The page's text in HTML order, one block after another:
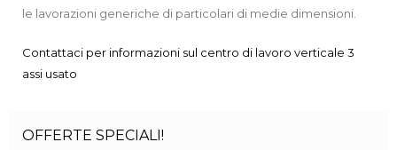
le lavorazioni generiche di particolari di medie dimensioni.
Contattaci per informazioni sul centro di lavoro verticale 3
assi usato
OFFERTE SPECIALI!